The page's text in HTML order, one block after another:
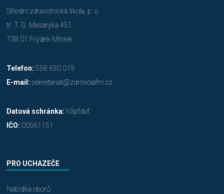
Střední zdravotnická škola, p. o.
tř. T. G. Masaryka 451
738 01 Frýdek-Místek
Telefon: 558 630 019
E-mail: sekretariat@zdrskolafm.cz
Datová schránka: h3pfdvf
IČO: 00561151
PRO UCHAZEČE
Nabídka oborů